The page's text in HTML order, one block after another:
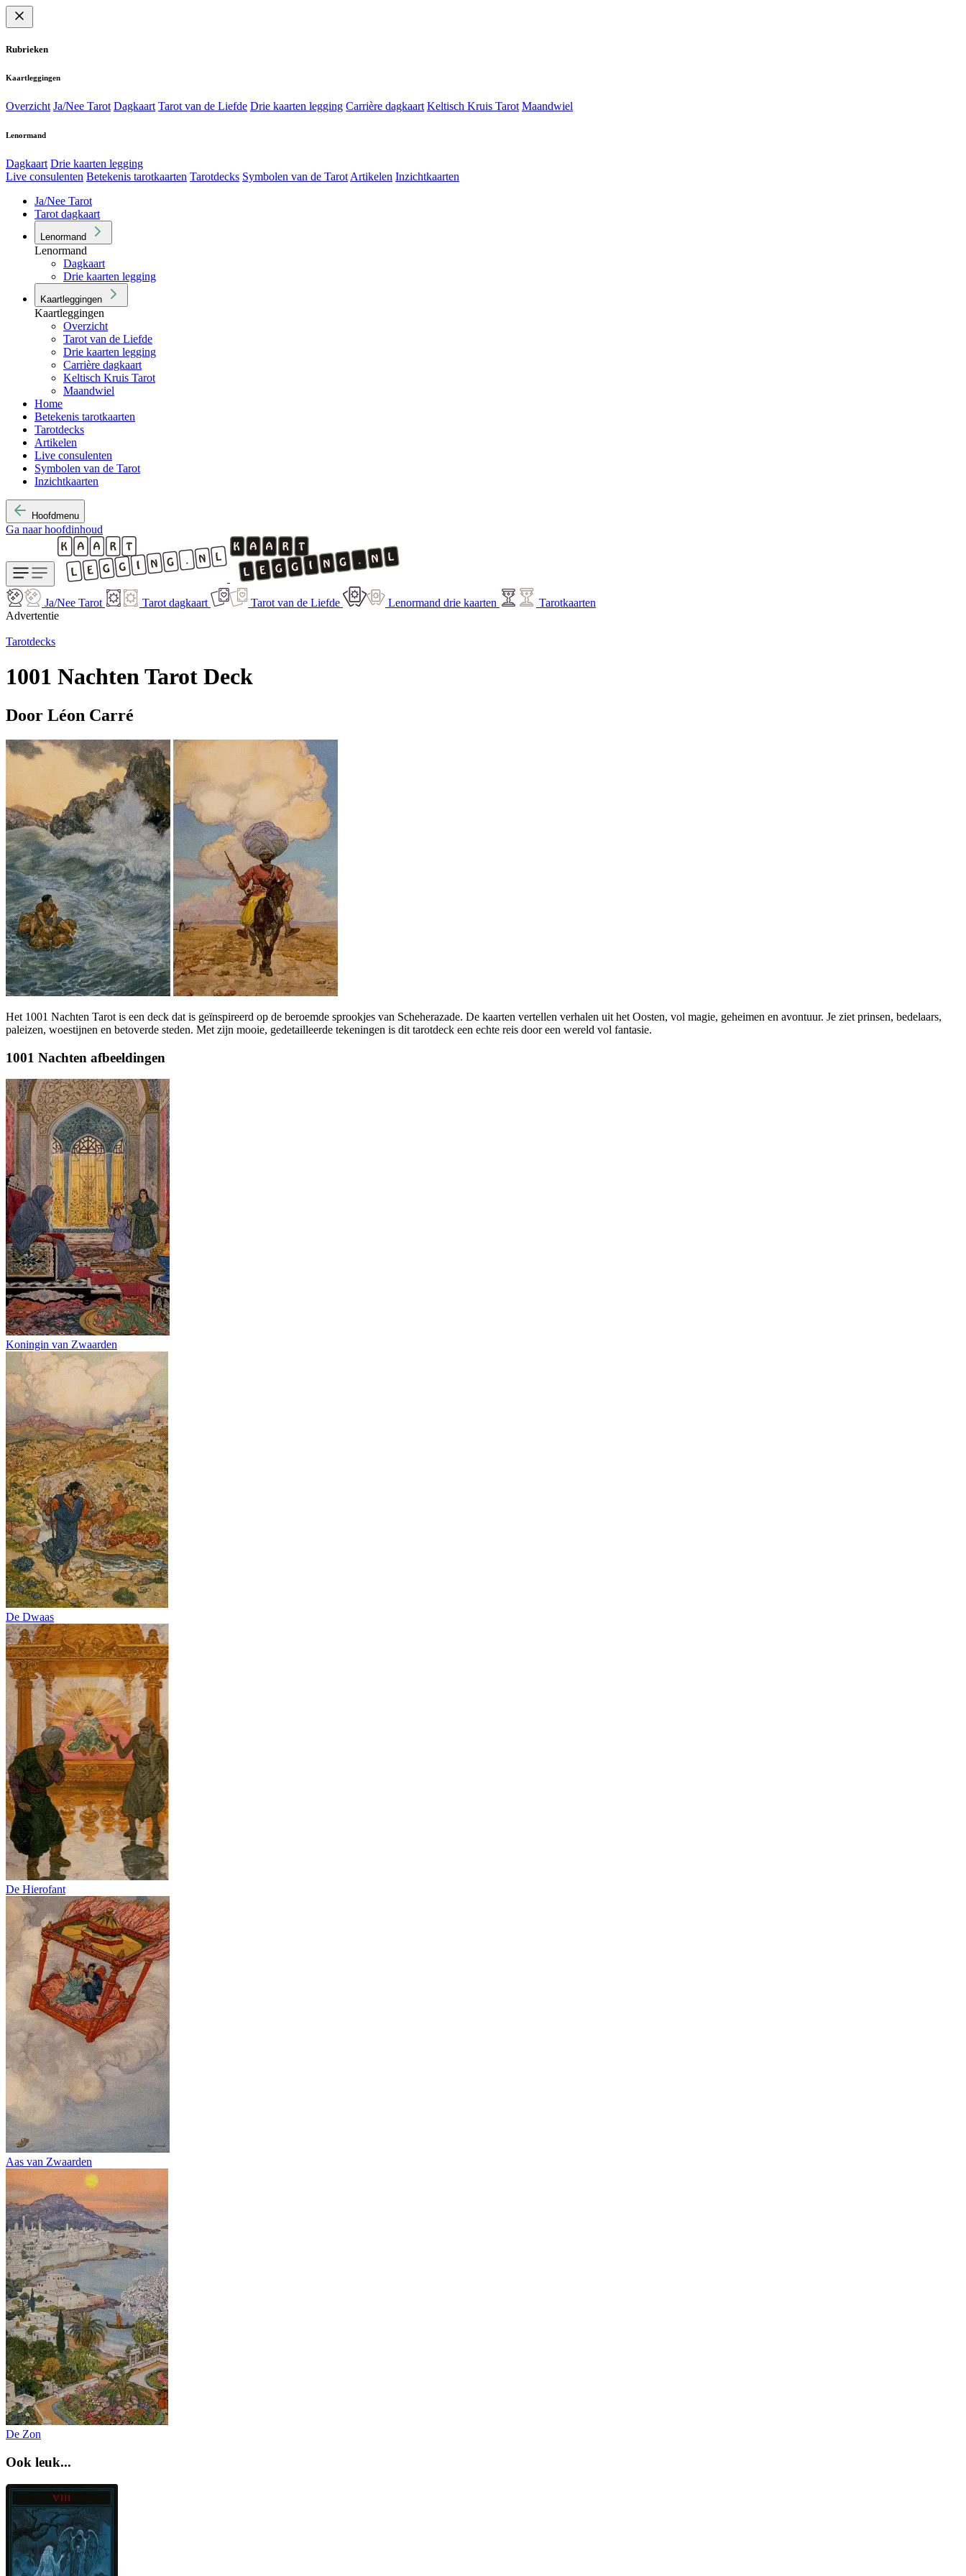
Rubrieken
Kaartleggingen
Overzicht Ja/Nee Tarot Dagkaart Tarot van de Liefde Drie kaarten legging Carrière dagkaart Keltisch Kruis Tarot Maandwiel
Lenormand
Dagkaart Drie kaarten legging
Live consulenten Betekenis tarotkaarten Tarotdecks Symbolen van de Tarot Artikelen Inzichtkaarten
Ja/Nee Tarot
Tarot dagkaart
Lenormand
Lenormand
Dagkaart
Drie kaarten legging
Kaartleggingen
Kaartleggingen
Overzicht
Tarot van de Liefde
Drie kaarten legging
Carrière dagkaart
Keltisch Kruis Tarot
Maandwiel
Home
Betekenis tarotkaarten
Tarotdecks
Artikelen
Live consulenten
Symbolen van de Tarot
Inzichtkaarten
Hoofdmenu
Ga naar hoofdinhoud
Ja/Nee Tarot Tarot dagkaart Tarot van de Liefde Lenormand drie kaarten
Tarotkaarten
Advertentie
Tarotdecks
1001 Nachten Tarot Deck
Door Léon Carré
Het 1001 Nachten Tarot is een deck dat is geïnspireerd op de beroemde sprookjes van Scheherazade. De kaarten vertellen verhalen uit het Oosten, vol magie, geheimen en avontuur. Je ziet prinsen, bedelaars,
paleizen, woestijnen en betoverde steden. Met zijn mooie, gedetailleerde tekeningen is dit tarotdeck een echte reis door een wereld vol fantasie.
1001 Nachten afbeeldingen
Koningin van Zwaarden
De Dwaas
De Hierofant
Aas van Zwaarden
De Zon
Ook leuk...